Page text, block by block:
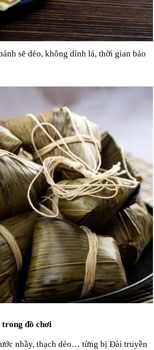
sẽ dẻo, không dính lá, thời gian bảo
trong đồ chơi
nhầy, thạch dẻo… từng bị Đài truyền